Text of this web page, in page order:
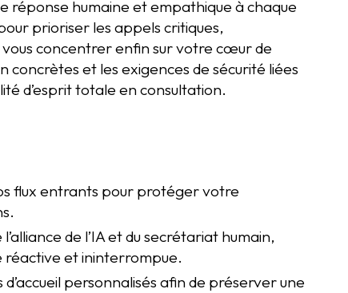
réponse humaine et empathique à chaque
prioriser les appels critiques,
concentrer enfin sur votre cœur de
concrètes et les exigences de sécurité liées
d’esprit totale en consultation.
flux entrants pour protéger votre
de l’IA et du secrétariat humain,
réactive et ininterrompue.
personnalisés afin de préserver une